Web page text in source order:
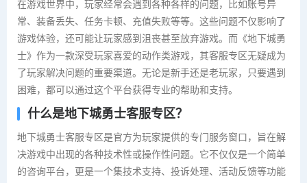
在游戏世界中，玩家经常会遇到各种各样的问题，比如账号异
常、装备丢失、任务卡顿、充值失败等等。这些问题不仅影响了
游戏体验，还可能让玩家感到沮丧甚至放弃游戏。而《地下城勇
士》作为一款深受玩家喜爱的动作类游戏，其客服专区无疑成为
了玩家解决问题的重要渠道。无论是新手还是老玩家，只要遇到
困难，都可以通过这个平台获得专业的帮助和支持。
什么是地下城勇士客服专区？
地下城勇士客服专区是官方为玩家提供的专门服务窗口，旨在解
决游戏中出现的各种技术性或操作性问题。它不仅仅是一个简单
的咨询平台，更是一个集技术支持、投诉处理、活动反馈等功能